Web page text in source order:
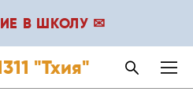
В ШКОЛУ ✉
"Тхия"